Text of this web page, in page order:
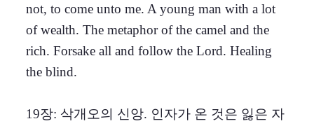
not, to come unto me. A young man with a lot
of wealth. The metaphor of the camel and the
rich. Forsake all and follow the Lord. Healing
the blind.
19장: 삭개오의 신앙. 인자가 온 것은 잃은 자